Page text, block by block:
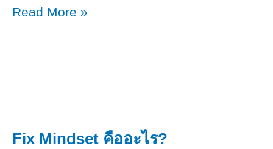
อี
Read More »
Fix Mindset คืออะไร?